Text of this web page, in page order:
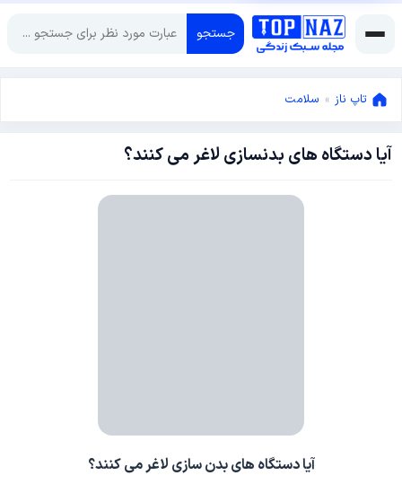
جستجو
تاپ ناز » سلامت
آیا دستگاه های بدنسازی لاغر می کنند؟
آوریل
آیا دستگاه های بدن سازی لاغر می کنند؟